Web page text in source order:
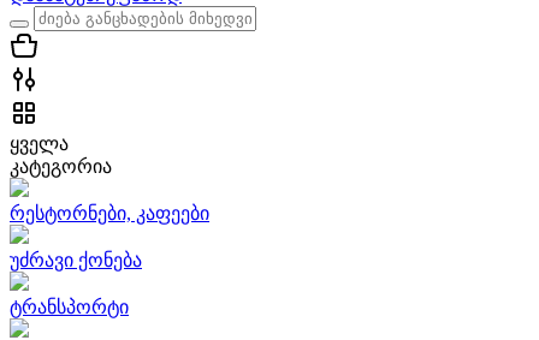
ყველა
კატეგორია
რესტორნები, კაფეები
უძრავი ქონება
ტრანსპორტი